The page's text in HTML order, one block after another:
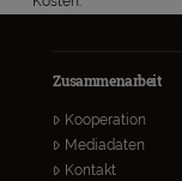
Zusammenarbeit
Kooperation
Mediadaten
Kontakt